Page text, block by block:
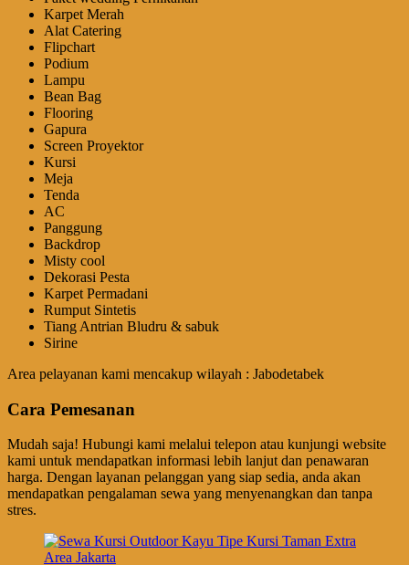
Karpet Merah
Alat Catering
Flipchart
Podium
Lampu
Bean Bag
Flooring
Gapura
Screen Proyektor
Kursi
Meja
Tenda
AC
Panggung
Backdrop
Misty cool
Dekorasi Pesta
Karpet Permadani
Rumput Sintetis
Tiang Antrian Bludru & sabuk
Sirine
Area pelayanan kami mencakup wilayah : Jabodetabek
Cara Pemesanan
Mudah saja! Hubungi kami melalui telepon atau kunjungi website
kami untuk mendapatkan informasi lebih lanjut dan penawaran
harga. Dengan layanan pelanggan yang siap sedia, anda akan
mendapatkan pengalaman sewa yang menyenangkan dan tanpa
stres.